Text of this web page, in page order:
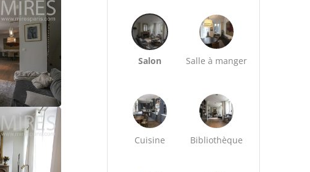
Salon Salle à manger
Cuisine Bibliothèque